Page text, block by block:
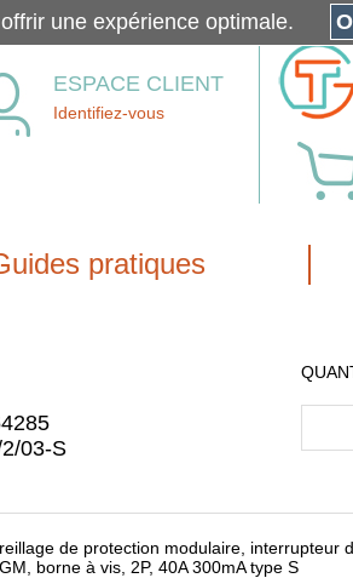
ESPACE CLIENT
Identifiez-vous
pratiques
03-S
de protection modulaire, interrupteur d
borne à vis, 2P, 40A 300mA type S
offrir une expérience optimale.